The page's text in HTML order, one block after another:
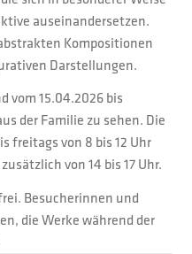
auseinandersetzen.
Kompositionen
Darstellungen.
vom 15.04.2026 bis
der Familie zu sehen. Die
freitags von 8 bis 12 Uhr
von 14 bis 17 Uhr.
Besucherinnen und
die Werke während der